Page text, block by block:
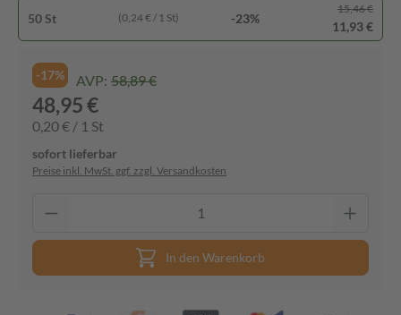
50 St (0,24 € / 1 St) -23%
15,46 €
11,93 €
-17% AVP: 58,89 €
48,95 €
0,20 € / 1 St
sofort lieferbar
Preise inkl. MwSt. ggf. zzgl. Versandkosten
In den Warenkorb